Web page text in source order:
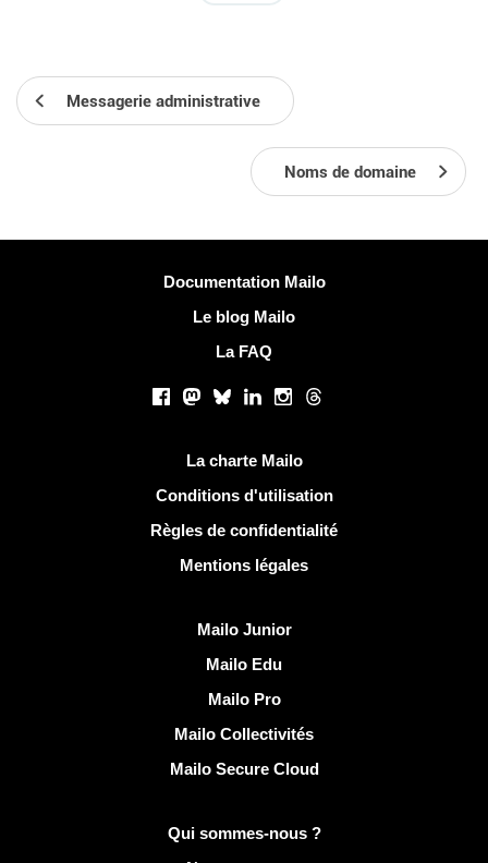
Messagerie administrative
Noms de domaine
Documentation Mailo
Le blog Mailo
La FAQ
Facebook
Mastodon
BlueskyLinkedInInstagram
Threads
La charte Mailo
Conditions d'utilisation
Règles de confidentialité
Mentions légales
Mailo Junior
Mailo Edu
Mailo Pro
Mailo Collectivités
Mailo Secure Cloud
Plus d'infos sur MailoQui sommes-nous ?